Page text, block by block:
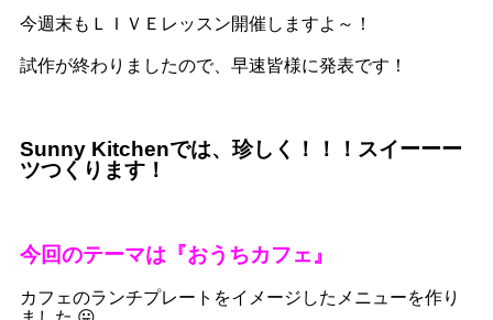
今週末もＬＩＶＥレッスン開催しますよ～！
試作が終わりましたので、早速皆様に発表です！
Sunny Kitchenでは、珍しく！！！スイーーー
ツつくります！
今回のテーマは『おうちカフェ』
カフェのランチプレートをイメージしたメニューを作り